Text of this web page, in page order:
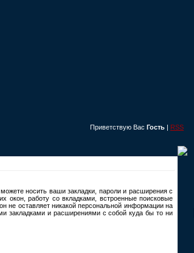
Приветствую Вас Гость | RSS
носить ваши закладки, пароли и расширения с
окон, работу со вкладками, встроенные поисковые
не оставляет никакой персональной информации на
закладками и расширениями с собой куда бы то ни